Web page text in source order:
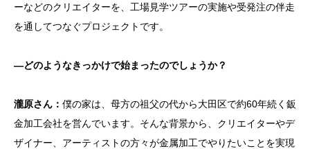
ーなどのクリエイターを、工場見学ツアーの実施や受発注の伴走
を通してつなぐプロジェクトです。
―どのようなきっかけで始まったのでしょうか？
瀧原さん： 僕の家は、母方の祖父の代から大田区で約60年続く鈑
金加工会社を営んでいます。そんな背景から、クリエイターやデ
ザイナー、アーティストの方々が金属加工でやりたいことを実現